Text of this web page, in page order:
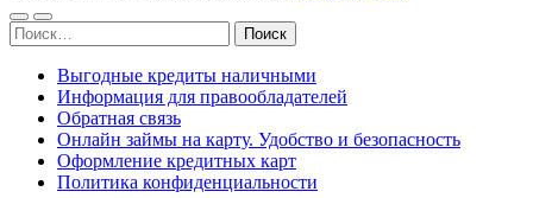
Найти:
Выгодные кредиты наличными
Информация для правообладателей
Обратная связь
Онлайн займы на карту. Удобство и безопасность
Оформление кредитных карт
Политика конфиденциальности